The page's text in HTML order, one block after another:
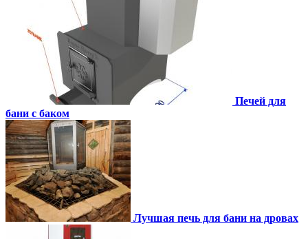
Печей для
бани с баком
Лучшая печь для бани на дровах